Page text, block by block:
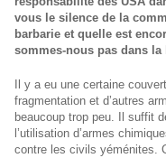
vous le silence de la
barbarie et quelle est
sommes-nous pas dans
Il y a eu une certaine
fragmentation et d’autres
beaucoup trop peu. Il suffit
l’utilisation d’armes
contre les civils yéménites.